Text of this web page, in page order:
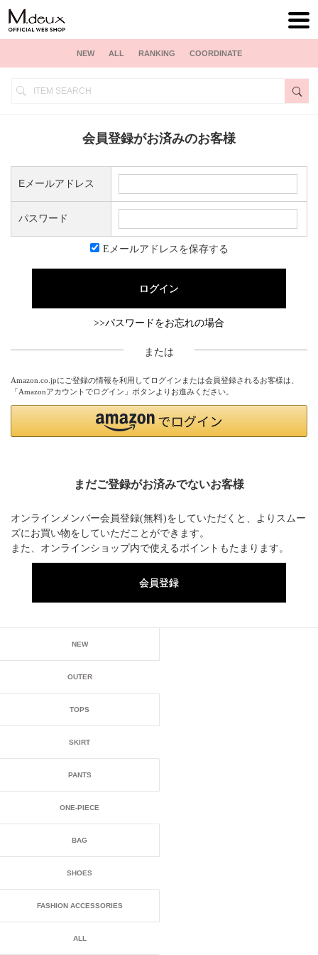
NEW ALL RANKING COORDINATE
会員登録がお済みのお客様
Eメールアドレス
パスワード
Eメールアドレスを保存する
>>パスワードをお忘れの場合
または
Amazon.co.jpにご登録の情報を利用してログインまたは会員登録されるお客様は、
「Amazonアカウントでログイン」ボタンよりお進みください。
まだご登録がお済みでないお客様
オンラインメンバー会員登録(無料)をしていただくと、よりスムー
ズにお買い物をしていただことができます。
また、オンラインショップ内で使えるポイントもたまります。
NEW
OUTER
TOPS
SKIRT
PANTS
ONE-PIECE
BAG
SHOES
FASHION ACCESSORIES
ALL